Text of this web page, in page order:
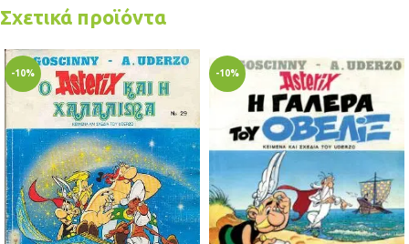
Σχετικά προϊόντα
-10% -10%